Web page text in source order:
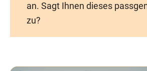
an. Sagt Ihnen dieses
zu?